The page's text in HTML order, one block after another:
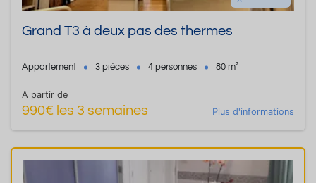
Grand T3 à deux pas des thermes
Appartement 3 pièces 4 personnes 80 m²
A partir de
990€ les 3 semaines Plus d'informations